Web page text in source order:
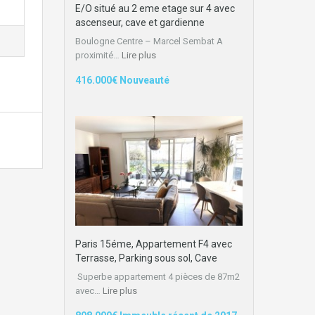
E/O situé au 2 eme etage sur 4 avec
ascenseur, cave et gardienne
Boulogne Centre – Marcel Sembat A
proximité… Lire plus
416.000€ Nouveauté
Paris 15éme, Appartement F4 avec
Terrasse, Parking sous sol, Cave
Superbe appartement 4 pièces de 87m2
avec… Lire plus